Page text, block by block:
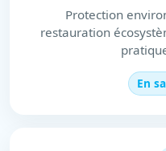
Protection
restauration
En